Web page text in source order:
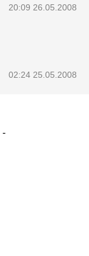
-
20:09 26.05.2008
02:24 25.05.2008